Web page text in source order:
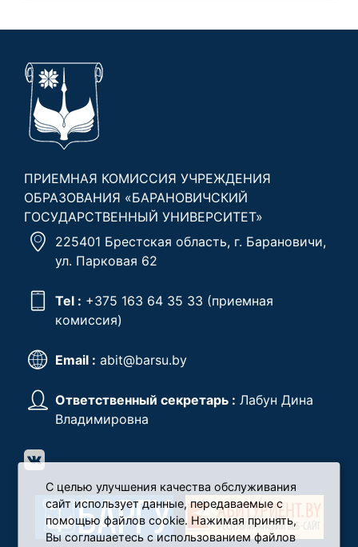
ПРИЕМНАЯ КОМИССИЯ УЧРЕЖДЕНИЯ
ОБРАЗОВАНИЯ «БАРАНОВИЧСКИЙ
ГОСУДАРСТВЕННЫЙ УНИВЕРСИТЕТ»
225401 Брестская область, г. Барановичи,
ул. Парковая 62
Tel : +375 163 64 35 33 (приемная
комиссия)
Email : abit@barsu.by
Ответственный секретарь : Лабун Дина
Владимировна
С целью улучшения качества обслуживания
сайт использует данные, передаваемые с
помощью файлов cookie. Нажимая принять,
Вы соглашаетесь с использованием файлов